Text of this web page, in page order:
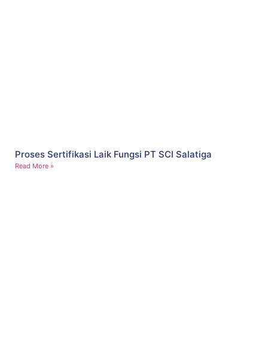
Proses Sertifikasi Laik Fungsi PT SCI Salatiga
Read More »